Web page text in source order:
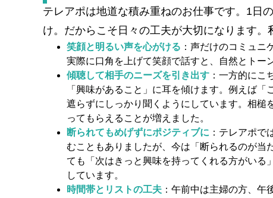
テレアポは地道な積み重ねのお仕事です。1日
け。だからこそ日々の工夫が大切になります。
笑顔と明るい声を心がける ：声だけのコミュニ
実際に口角を上げて笑顔で話すと、自然とトー
傾聴して相手のニーズを引き出す ：一方的にこ
「興味があること」に耳を傾けます。例えば
遮らずにしっかり聞くようにしています。相槌
ってもらえることが増えました。
断られてもめげずにポジティブに ：テレアポ
むこともありましたが、今は「断られるのが当
ても「次はきっと興味を持ってくれる方がいる
しています。
時間帯とリストの工夫 ：午前中は主婦の方、